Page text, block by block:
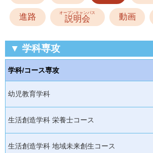
進路 オープンキャンパス
説明会 動画
▼ 学科専攻
学科/コース専攻
幼児教育学科
生活創造学科 栄養士コース
生活創造学科 地域未来創生コース